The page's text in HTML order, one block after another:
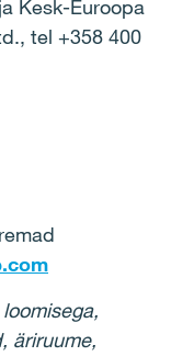
Kesk-Euroopa
tel +358 400
äriruume,